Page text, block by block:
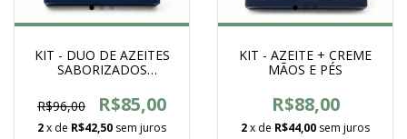
KIT - DUO DE AZEITES
SABORIZADOS
R$96,00
R$85,00
2x de R$42,50 sem juros
KIT - AZEITE + CREME
MÃOS E PÉS
R$88,00
2x de R$44,00 sem juros